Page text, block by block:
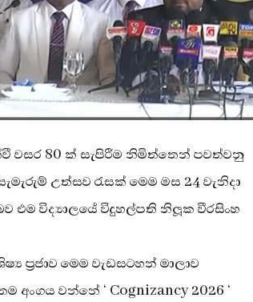
වසර 80 ක් සැපිරීම නිමිත්තෙන් පවත්වනු
උත්සව රැසක් මෙම මස 24 වැනිදා
එම විද්‍යාලයේ විදුහල්පති නිලූක වීරසිංහ
ප්‍රජාව මෙම වැඩසටහන් මාලාව
අංගය වන්නේ ‘ Cognizancy 2026 ‘